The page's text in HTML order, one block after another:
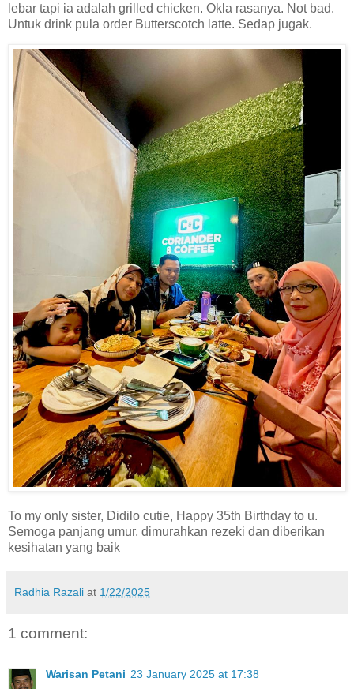
lebar tapi ia adalah grilled chicken. Okla rasanya. Not bad.
Untuk drink pula order Butterscotch latte. Sedap jugak.
To my only sister, Didilo cutie, Happy 35th Birthday to u.
Semoga panjang umur, dimurahkan rezeki dan diberikan
kesihatan yang baik
Radhia Razali at 1/22/2025
1 comment:
Warisan Petani 23 January 2025 at 17:38